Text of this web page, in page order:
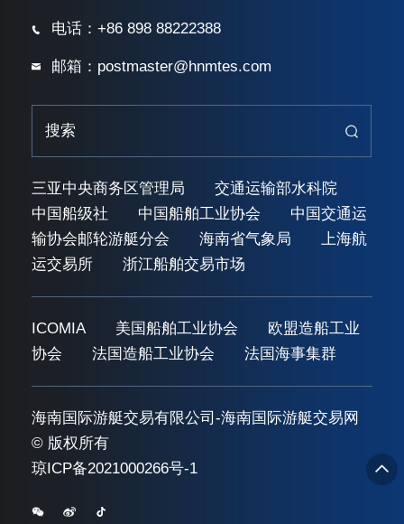
电话：+86 898 88222388
邮箱：postmaster@hnmtes.com
三亚中央商务区管理局
交通运输部水科院
中国船级社
中国船舶工业协会
中国交通运
输协会邮轮游艇分会
海南省气象局
上海航
运交易所
浙江船舶交易市场
ICOMIA 美国船舶工业协会
欧盟造船工业
协会
法国造船工业协会 法国海事集群
海南国际游艇交易有限公司-海南国际游艇交易网
© 版权所有
琼ICP备2021000266号-1